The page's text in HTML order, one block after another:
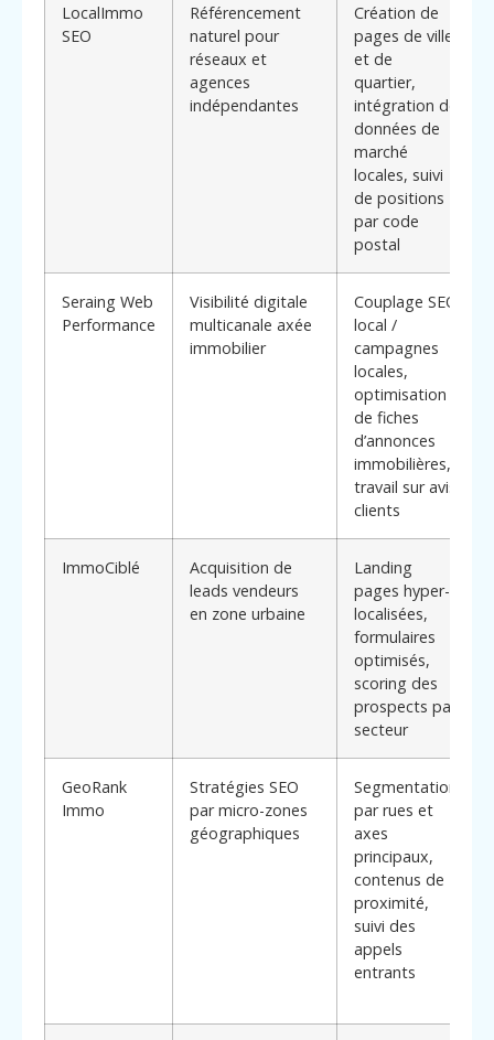
LocalImmo
SEO
Référencement
naturel pour
réseaux et
agences
indépendantes
Création de
pages de ville
et de
quartier,
intégration de
données de
marché
locales, suivi
de positions
par code
postal
Seraing Web
Performance
Visibilité digitale
multicanale axée
immobilier
Couplage SEO
local /
campagnes
locales,
optimisation
de fiches
d’annonces
immobilières,
travail sur avis
clients
ImmoCiblé
Acquisition de
leads vendeurs
en zone urbaine
Landing
pages hyper-
localisées,
formulaires
optimisés,
scoring des
prospects par
secteur
GeoRank
Immo
Stratégies SEO
par micro-zones
géographiques
Segmentation
par rues et
axes
principaux,
contenus de
proximité,
suivi des
appels
entrants